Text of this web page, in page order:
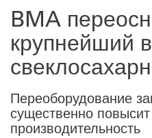
BMA
крупнейший
Переоборудование
существенно повысит
производительность